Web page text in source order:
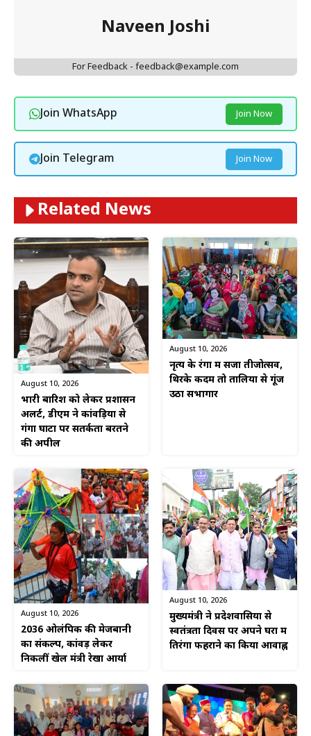
Naveen Joshi
For Feedback - feedback@example.com
Join WhatsApp Join Now
Join Telegram Join Now
Related News
August 10, 2026
भारी बारिश को लेकर प्रशासन
अलर्ट, डीएम ने कांवड़ियों से
गंगा घाटों पर सतर्कता बरतने
की अपील
August 10, 2026
नृत्य के रंगों में सजा तीजोत्सव,
थिरके कदम तो तालियों से गूंज
उठा सभागार
August 10, 2026
2036 ओलंपिक की मेजबानी
का संकल्प, कांवड़ लेकर
निकलीं खेल मंत्री रेखा आर्या
August 10, 2026
मुख्यमंत्री ने प्रदेशवासियों से
स्वतंत्रता दिवस पर अपने घरों में
तिरंगा फहराने का किया आवाह्न